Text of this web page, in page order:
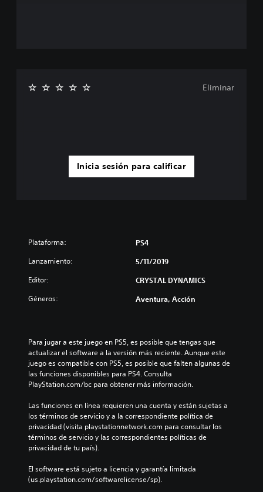
Inicia sesión para calificar
Eliminar
Plataforma: PS4
Lanzamiento: 5/11/2019
Editor: CRYSTAL DYNAMICS
Géneros: Aventura, Acción
Para jugar a este juego en PS5, es posible que tengas que
actualizar el software a la versión más reciente. Aunque este
juego es compatible con PS5, es posible que falten algunas de
las funciones disponibles para PS4. Consulta
PlayStation.com/bc para obtener más información.
Las funciones en línea requieren una cuenta y están sujetas a
los términos de servicio y a la correspondiente política de
privacidad (visita playstationnetwork.com para consultar los
términos de servicio y las correspondientes políticas de
privacidad de tu país).
El software está sujeto a licencia y garantía limitada
(us.playstation.com/softwarelicense/sp).